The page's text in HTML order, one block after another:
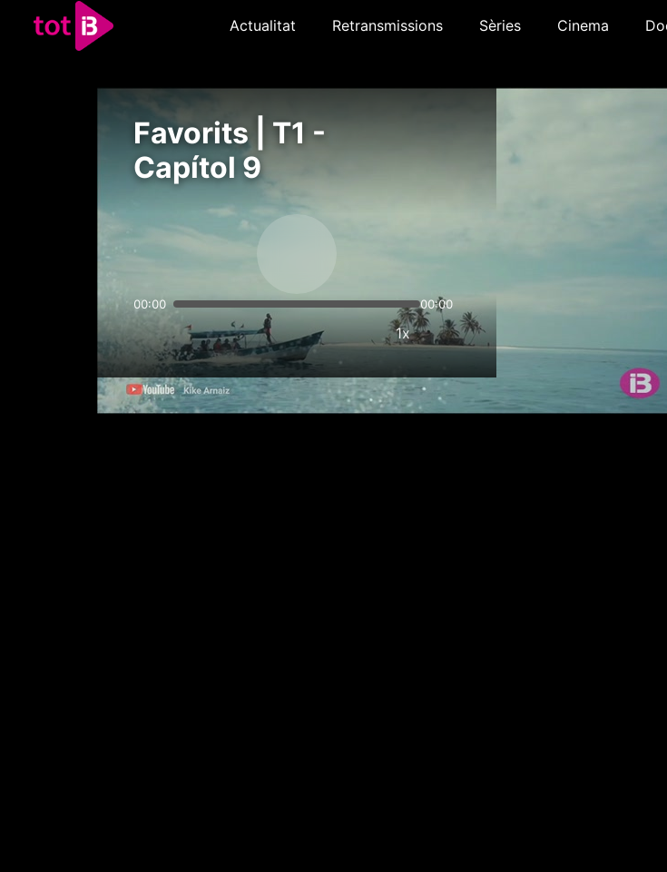
Actualitat Retransmissions Sèries Cinema
Favorits | T1 -
Capítol 9
00:00 00:00
1x